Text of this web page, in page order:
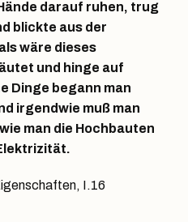
darauf ruhen, trug
blickte aus der
wäre dieses
und hinge auf
Dinge begann man
irgendwie muß man
man die Hochbauten
I.16